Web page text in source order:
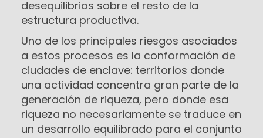
desequilibrios sobre el resto de la
estructura productiva.
Uno de los principales riesgos asociados
a estos procesos es la conformación de
ciudades de enclave: territorios donde
una actividad concentra gran parte de la
generación de riqueza, pero donde esa
riqueza no necesariamente se traduce en
un desarrollo equilibrado para el conjunto